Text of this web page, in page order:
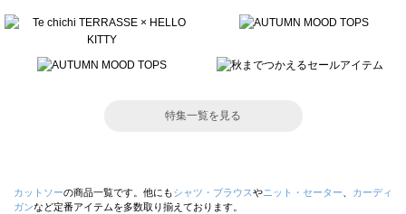
特集一覧を見る
カットソーの商品一覧です。他にもシャツ・ブラウスやニット・セーター
カーディ
ガンなど定番アイテムを多数取り揃えております。